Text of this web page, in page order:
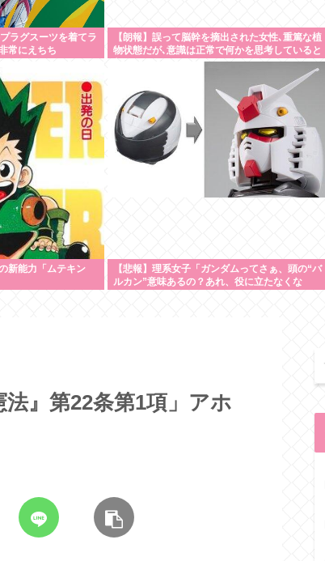
ラグスーツを着てラ
常にえちち
【朗報】誤って脳幹を摘出された女性､重篤な植
物状態だが､意識は正常で何かを思考していると
新能力「ムテキン
【悲報】理系女子「ガンダムってさぁ、頭の“バ
ルカン”意味あるの？あれ、役に立たなくな
』第22条第1項」アホ